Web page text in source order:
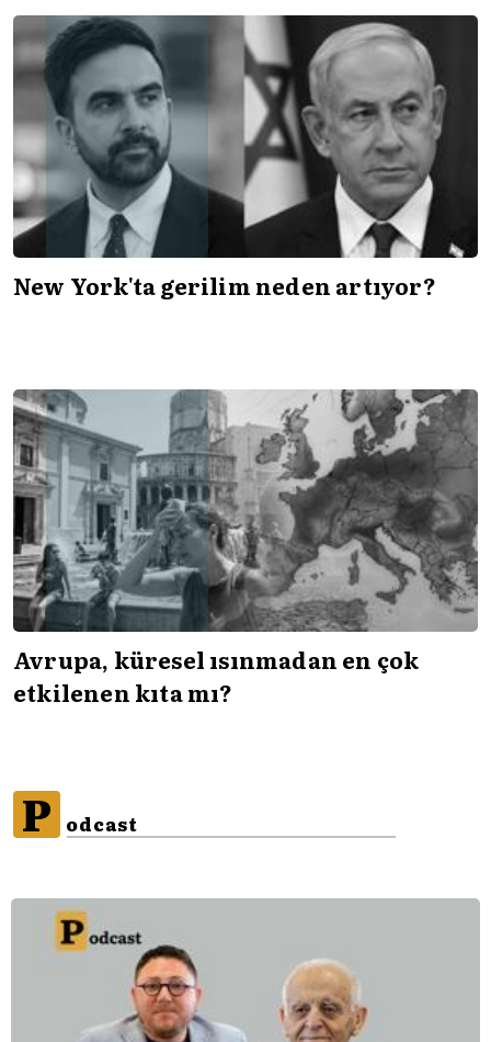
New York'ta gerilim neden artıyor?
Avrupa, küresel ısınmadan en çok
etkilenen kıta mı?
P odcast